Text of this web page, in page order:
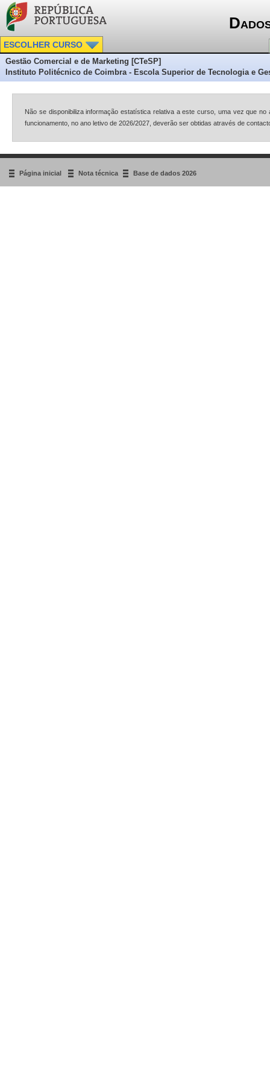
ESCOLHER CURSO
Gestão Comercial e de Marketing [CTeSP]
Instituto Politécnico de Coimbra - Escola Superior de Tecnologia e
Não se disponibiliza informação estatística relativa a este curso, uma vez que
funcionamento, no ano letivo de 2026/2027, deverão ser obtidas através de
Página inicial Nota técnica Base de dados 2026